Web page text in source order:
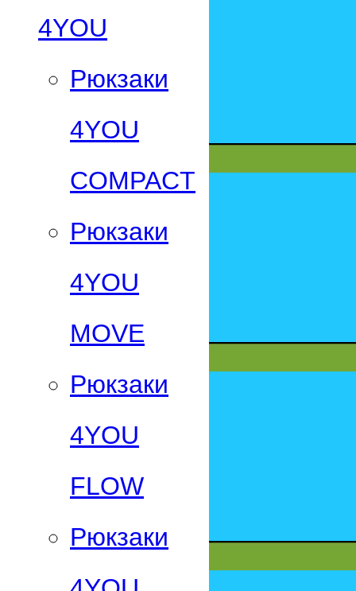
4YOU
Рюкзаки
4YOU
СOMPACT
Рюкзаки
4YOU
MOVE
Рюкзаки
4YOU
FLOW
Рюкзаки